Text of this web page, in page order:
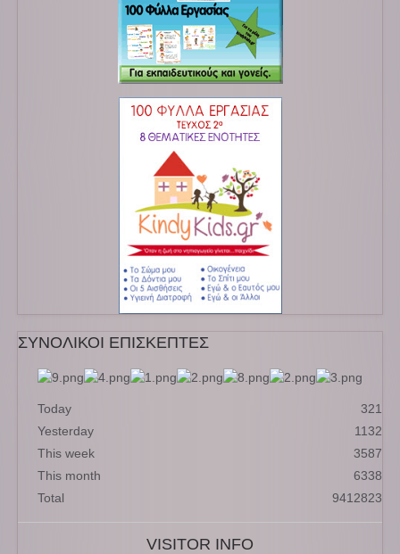
ΣΥΝΟΛΙΚΟΙ ΕΠΙΣΚΕΠΤΕΣ
Today
321
Yesterday
1132
This week
3587
This month
6338
Total
9412823
VISITOR INFO